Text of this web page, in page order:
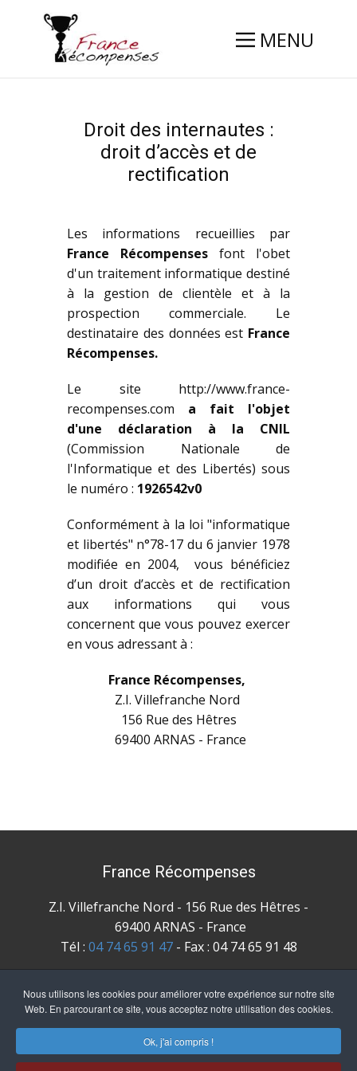
Nous utilisons les cookies pour améliorer votre expérience sur notre site
Web. En parcourant ce site, vous acceptez notre utilisation des cookies.
Ok, j'ai compris !
MENU
Droit des internautes :
droit d’accès et de
rectification
Les informations recueillies par
France Récompenses font l'obet
d'un traitement informatique destiné
à la gestion de clientèle et à la
prospection commerciale. Le
destinataire des données est France
Récompenses.
Le site http://www.france-
recompenses.com a fait l'objet
d'une déclaration à la CNIL
(Commission Nationale de
l'Informatique et des Libertés) sous
le numéro : 1926542v0
Conformément à la loi "informatique
et libertés" n°78-17 du 6 janvier 1978
modifiée en 2004, vous bénéficiez
d’un droit d’accès et de rectification
aux informations qui vous
concernent que vous pouvez exercer
en vous adressant à :
France Récompenses,
Z.I. Villefranche Nord
156 Rue des Hêtres
69400 ARNAS - France
France Récompenses
Z.I. Villefranche Nord - 156 Rue des Hêtres -
69400 ARNAS - France
Tél : 04 74 65 91 47- Fax : 04 74 65 91 48
Siret 331 790 139 00025 - N° TVA : FR 793 317